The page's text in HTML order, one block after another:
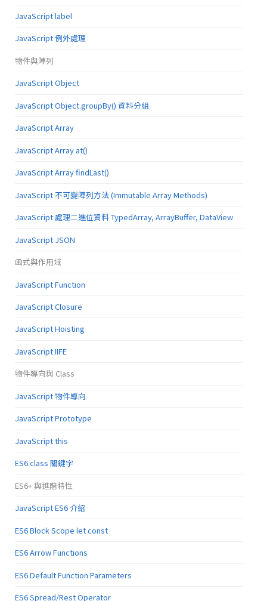
JavaScript label
JavaScript 例外處理
物件與陣列
JavaScript Object
JavaScript Object.groupBy() 資料分組
JavaScript Array
JavaScript Array at()
JavaScript Array findLast()
JavaScript 不可變陣列方法 (Immutable Array Methods)
JavaScript 處理二進位資料 TypedArray, ArrayBuffer, DataView
JavaScript JSON
函式與作用域
JavaScript Function
JavaScript Closure
JavaScript Hoisting
JavaScript IIFE
物件導向與 Class
JavaScript 物件導向
JavaScript Prototype
JavaScript this
ES6 class 關鍵字
ES6+ 與進階特性
JavaScript ES6 介紹
ES6 Block Scope let const
ES6 Arrow Functions
ES6 Default Function Parameters
ES6 Spread/Rest Operator